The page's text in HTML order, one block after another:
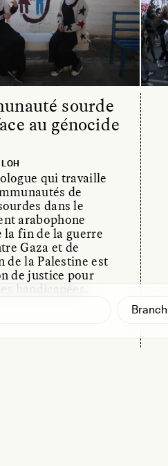
sourde
au génocide
qui travaille
de
dans le
arabophone
fin de la guerre
Gaza et de
de la Palestine est
de justice pour
handicapées.
Branch